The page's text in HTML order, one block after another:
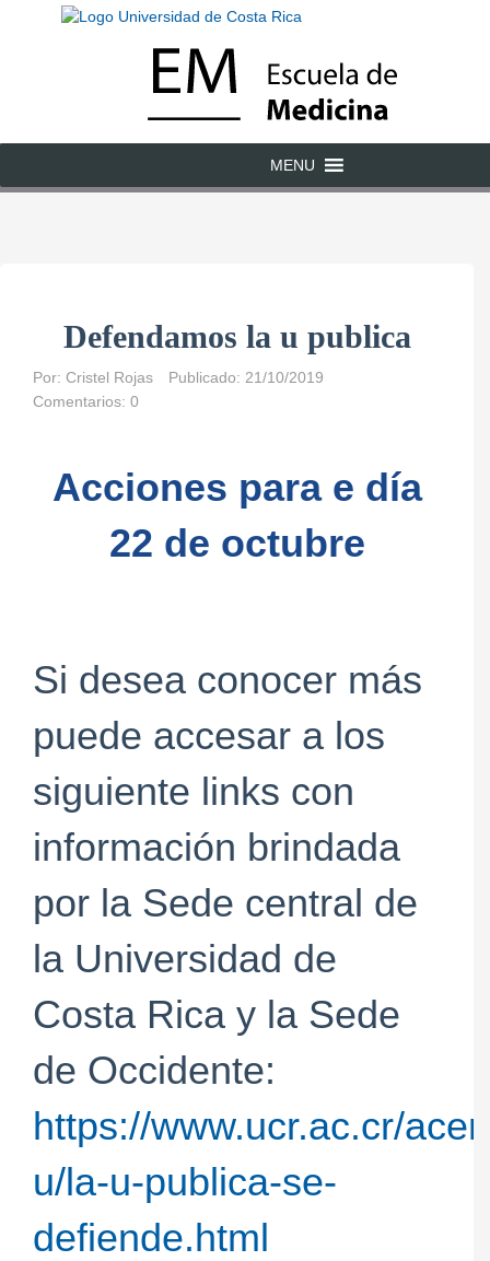
MENU
Defendamos la u publica
Por: Cristel Rojas
Publicado: 21/10/2019
Comentarios: 0
Acciones para e día
22 de octubre
Si desea conocer más
puede accesar a los
siguiente links con
información brindada
por la Sede central de
la Universidad de
Costa Rica y la Sede
de Occidente:
https://www.ucr.ac.cr/
u/la-u-publica-se-
defiende.html